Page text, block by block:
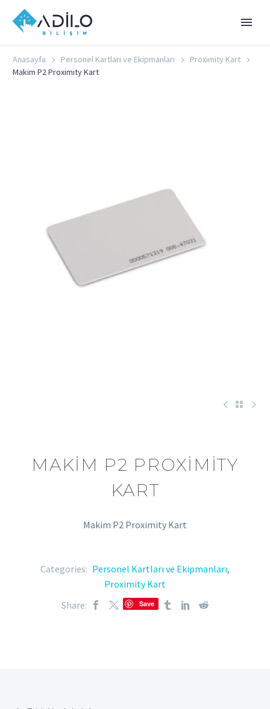
Anasayfa Personel Kartları ve Ekipmanları
Proximity Kart
Makim P2 Proximity Kart
MAKIM P2 PROXIMITY
KART
Makim P2 Proximity Kart
Categories: Personel Kartları ve Ekipmanları,
Proximity Kart
Share:
Save